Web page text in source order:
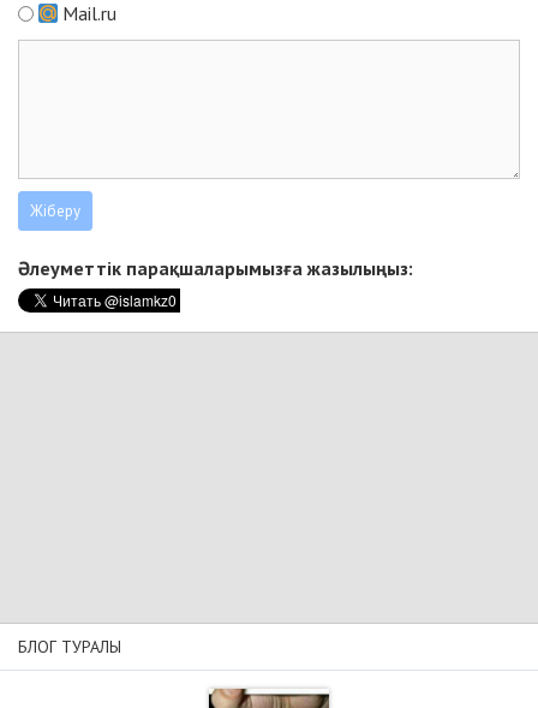
Mail.ru
Әлеуметтік парақшаларымызға жазылыңыз:
БЛОГ ТУРАЛЫ